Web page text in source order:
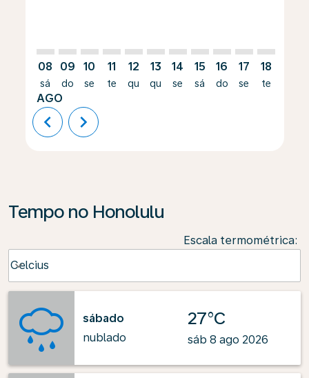
08
sá
AGO
09
do
10
se
11
te
12
qu
13
qu
14
se
15
sá
16
do
17
se
18
te
chevron_left chevron_right
Tempo no Honolulu
Escala termométrica:
Celcius
keyboard_arrow_down
sábado
nublado
27°C
sáb 8 ago 2026